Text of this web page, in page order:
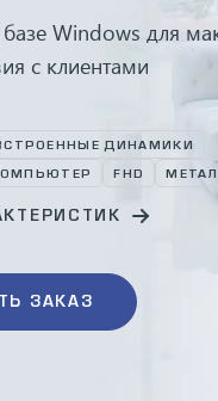
Windows для
с клиентами
ДИНАМИКИ
FHD
ЗАКАЗ